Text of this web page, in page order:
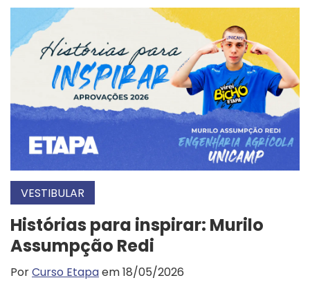
VESTIBULAR
Histórias para inspirar: Murilo
Assumpção Redi
PorCurso Etapaem 18/05/2026